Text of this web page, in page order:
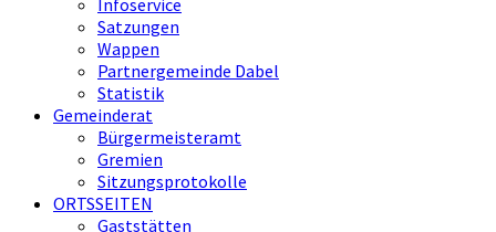
Infoservice
Satzungen
Wappen
Partnergemeinde Dabel
Statistik
Gemeinderat
Bürgermeisteramt
Gremien
Sitzungsprotokolle
ORTSSEITEN
Gaststätten